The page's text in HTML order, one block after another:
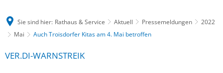
Sie sind hier: Rathaus & Service Aktuell Pressemeldungen
2022
Mai
Auch Troisdorfer Kitas am 4. Mai betroffen
VER.DI-WARNSTREIK